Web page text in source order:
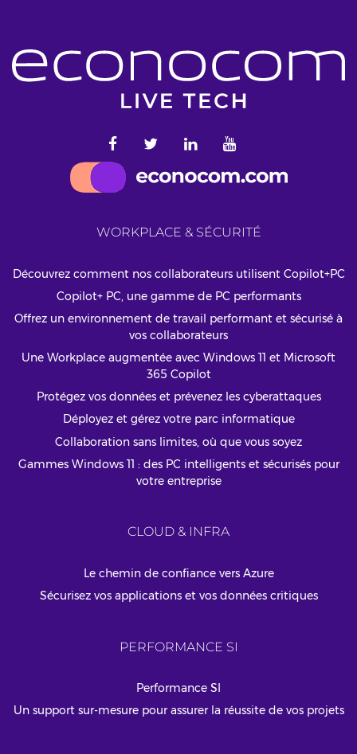
WORKPLACE & SÉCURITÉ
Découvrez comment nos collaborateurs utilisent Copilot+PC
Copilot+ PC, une gamme de PC performants
Offrez un environnement de travail performant et sécurisé à
vos collaborateurs
Une Workplace augmentée avec Windows 11 et Microsoft
365 Copilot
Protégez vos données et prévenez les cyberattaques
Déployez et gérez votre parc informatique
Collaboration sans limites, où que vous soyez
Gammes Windows 11 : des PC intelligents et sécurisés pour
votre entreprise
CLOUD & INFRA
Le chemin de confiance vers Azure
Sécurisez vos applications et vos données critiques
PERFORMANCE SI
Performance SI
Un support sur-mesure pour assurer la réussite de vos projets